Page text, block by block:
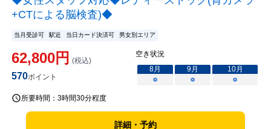
+CTによる脳検査)◆
当月受診可 駅近 当日カード決済可 男女別エリア
62,800円 (税込)
570ポイント
空き状況
8月 9月 10月
○
○ ○
所要時間： 3時間30分程度
詳細・予約